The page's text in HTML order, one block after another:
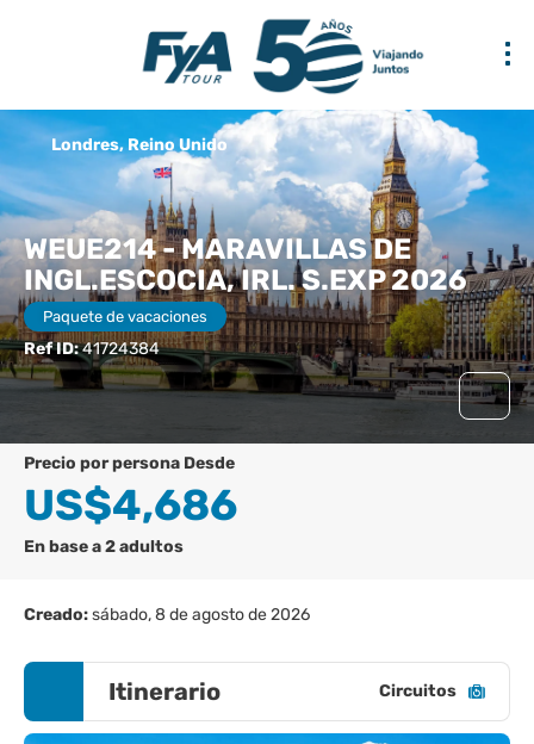
WEUE214 - MARAVILLAS DE
INGL.ESCOCIA, IRL. S.EXP 2026
Paquete de vacaciones
Ref ID:41724384
Londres, Reino Unido
precio por persona Desde
US$4,686
En base a 2 adultos
Creado:sábado, 8 de agosto de 2026
Itinerario Circuitos